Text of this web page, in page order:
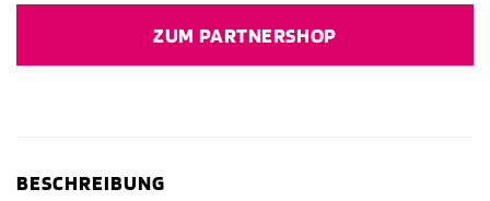
ZUM PARTNERSHOP
BESCHREIBUNG